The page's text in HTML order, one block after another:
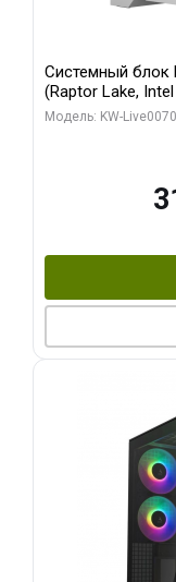
Системный блок
(Raptor Lake,
модуля)/ Gigabyte
Модель: KW-Live0070